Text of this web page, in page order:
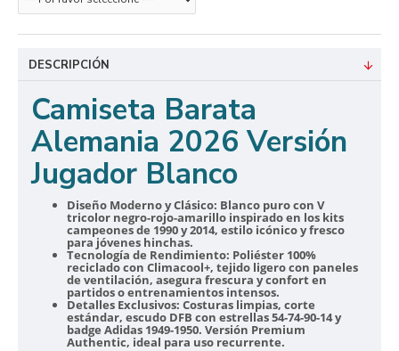
DESCRIPCIÓN
Camiseta Barata
Alemania 2026 Versión
Jugador Blanco
Diseño Moderno y Clásico: Blanco puro con V
tricolor negro-rojo-amarillo inspirado en los kits
campeones de 1990 y 2014, estilo icónico y fresco
para jóvenes hinchas.
Tecnología de Rendimiento: Poliéster 100%
reciclado con Climacool+, tejido ligero con paneles
de ventilación, asegura frescura y confort en
partidos o entrenamientos intensos.
Detalles Exclusivos: Costuras limpias, corte
estándar, escudo DFB con estrellas 54-74-90-14 y
badge Adidas 1949-1950. Versión Premium
Authentic, ideal para uso recurrente.